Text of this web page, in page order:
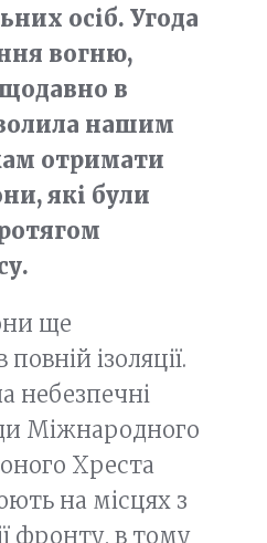
осіб. Угода
вогню,
в
нашим
отримати
які були
ще
ізоляції.
небезпечні
Міжнародного
Хреста
на місцях з
фронту, в тому